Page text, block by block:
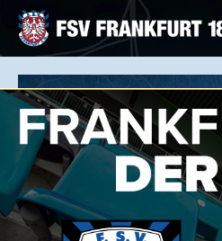
INFORMATIONEN
GÄSTE
EINTRITTSKARTEN